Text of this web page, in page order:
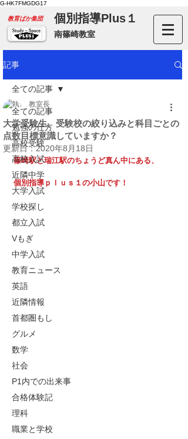
G-HK7FMGDG17
​教育ばか集団 個別指導Plus１
南篠崎教室
記事
全ての記事
勉強の仕方
高校受験
高校入試
近隣中学
大学入試
学校探し
都立入試
Vもぎ
中学入試
教育ニュース
英語
近隣情報
首都圏もし
グルメ
数学
社会
P1内での出来事
合格体験記
理科
職業と学校
全ての記事
大学受験生、受験校の絞り込みと科目ごとの
点数目標意識していますか？
教室長
更新日：2020年8月18日
篠崎駅と瑞江駅のちょうど真ん中にある、
個別指導ｐｌｕｓ１の小山です！